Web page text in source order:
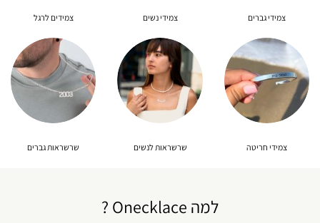
צמידי גברים צמידי נשים צמידים לרגל
צמידי חריטה שרשראות לנשים שרשראות גברים
למה Onecklace ?